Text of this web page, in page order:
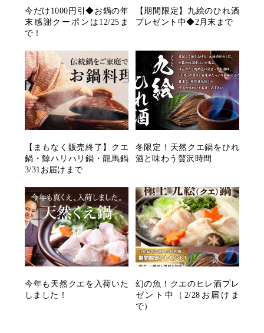
今だけ1000円引◆お鍋の年
末感謝クーポンは12/25ま
で！
【期間限定】九絵のひれ酒
プレゼント中◆2月末まで
【まもなく販売終了】クエ
鍋・鯨ハリハリ鍋・龍馬鍋
3/31お届けまで
冬限定！天然クエ鍋をひれ
酒と味わう贅沢時間
今年も天然クエを入荷いた
しました！
幻の魚！クエのヒレ酒プレ
ゼント中（2/28お届けま
で）